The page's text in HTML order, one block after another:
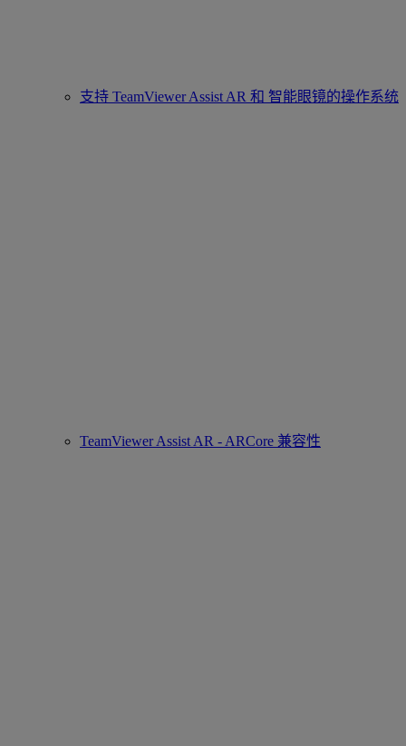
支持 TeamViewer Assist AR 和 智能眼镜的操作系统
TeamViewer Assist AR - ARCore 兼容性